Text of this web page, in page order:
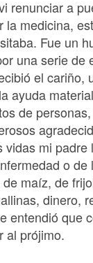
renunciar a
la medicina,
Fue un
una serie de
el cariño,
ayuda
de
vidas mi
o
maíz, de
dinero,
entendió que
al prójimo.